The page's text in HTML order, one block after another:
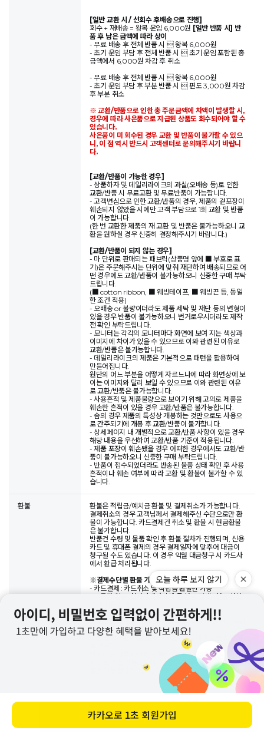
바로 구매하기
[일반 교환 시 / 선회수 후배송으로 진행]
회수 + 재배송 = 왕복 운임 6,000원 [일반 반품 시] 반
품 후 남은 금액에 따라 상이
- 무료 배송 후 전체 반품 시  왕복 6,000원
- 초기 운임 부담 후 전체 반품 시  초기 운임 포함된 총
금액에서 6,000원 차감 후 취소
- 무료 배송 후 전체 반품 시  왕복 6,000원
- 초기 운임 부담 후 부분 반품 시  편도 3,000원 차감
후 부분 취소
※ 교환/반품으로 인한 총 주문금액에 차액이 발생할 시,
경우에 따라 사은품으로 지급된 상품도 회수되어야 할 수
있습니다.
사은품이 미 회수된 경우 교환 및 반품이 불가할 수 있으
니, 이 점 역시 반드시 고객센터로 문의해주시기 바랍니
다.
[교환/반품이 가능한 경우]
- 상품하자 및 데일리라이크의 과실(오배송 등)로 인한
교환/반품 시 무료교환 및 무료반품이 가능합니다.
- 고객변심으로 인한 교환/반품의 경우, 제품의 겉포장이
훼손되지 않았을 시에만 고객 부담으로 1회 교환 및 반품
이 가능합니다.
(한 번 교환한 제품의 재 교환 및 반품은 불가능하오니 교
환을 원하실 경우 신중히 결정해주시기 바랍니다.)
[교환/반품이 되지 않는 경우]
- 마 단위로 판매되는 패브릭(상품명 앞에 ■ 부호로 표
기)은 주문해주시는 단위에 맞춰 재단하여 배송되므로 어
떤 경우에도 교환/반품이 불가능하오니 신중한 구매 부탁
드립니다.
(■ cotton ribbon, ■ 웨빙테이프, ■ 웨빙끈 등, 동일
한 조건 적용)
- 오배송 or 불량이더라도 제품 세탁 및 재단 등의 변형이
있을 경우 반품이 불가능하오니 번거로우시더라도 제작
전 확인 부탁드립니다.
- 모니터는 각각의 모니터마다 화면에 보여 지는 색상과
이미지에 차이가 있을 수 있으므로 이와 관련된 이유로
교환/반품은 불가능합니다.
- 데일리라이크의 제품은 기본적으로 패턴을 활용하여
만들어집니다.
원단의 어느 부분을 어떻게 자르느냐에 따라 화면상에 보
이는 이미지와 달리 보일 수 있으므로 이와 관련된 이유
로 교환/반품은 불가능합니다.
- 사용흔적 및 제품불량으로 보이기 위해 고의로 제품을
훼손한 흔적이 있을 경우 교환/반품은 불가능합니다.
- 솜의 경우 제품의 특성상 개봉하는 것만으로도 사용으
로 간주되기에 개봉 후 교환/반품이 불가합니다.
- 상세페이지 내 개별적으로 교환/반품 사항이 있을 경우
해당 내용을 우선하여 교환/반품 기준이 적용됩니다.
- 제품 포장이 훼손됐을 경우 어떠한 경우에서도 교환/반
품이 불가능하오니 신중한 구매 부탁드립니다.
- 반품이 접수되었더라도 반송된 물품 상태 확인 후 사용
흔적이나 훼손 여부에 따라 교환 및 환불이 불가할 수 있
습니다.
환불
환불은 적립금/예치금 환불 및 결제취소가 가능합니다.
결제취소의 경우 고객님께서 결제해주신 수단으로만 환
불이 가능합니다. 카드결제건 취소 및 환불 시 현금환불
은 불가합니다.
반품건 수령 및 물품 확인 후 환불 절차가 진행되며, 신용
카드 및 휴대폰 결제의 경우 결제일자에 맞추어 대금이
청구될 수도 있습니다. 이 경우 익월 대금청구 시 카드사
에서 환급 처리됩니다.
※결제수단별 환불 가능한 수단
- 카드결제 : 카드취소 및 적립금 환불만 가능
- 무통장 입금, 실시간계좌이체 등 현금 결제 : 현금 환불
- 핸드폰 결제 : 핸드폰 결제 취소 및 적립금 환불
핸드폰 결제의 경우, 통신사 정책 상 '당월 취소'만 가능합
니다.
예를 들어, 5월 31일 결제 후 6월 1일 결제 취소를 희망하
날짜로는 하루 차이라도 월이 바뀌어 통신사 정책 상 결
제 취소가 불가능하오니, 이 경우 부득이하게 적립금 환
불만 가능합니다. 양해 부탁드립니다.
상품문의
오늘 하루 보지 않기
카카오로 1초 회원가입